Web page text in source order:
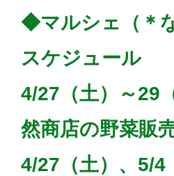
◆マルシェ（＊
スケジュール
4/27（土）～29
然商店の野菜販
4/27（土）、5/4